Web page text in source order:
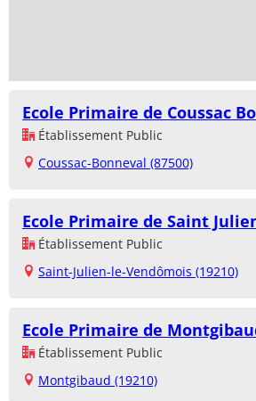
Ecole Primaire de Coussac
Établissement Public
Coussac-Bonneval (87500)
Ecole Primaire de Saint
Établissement Public
Saint-Julien-le-Vendômois (19210)
Ecole Primaire de
Établissement Public
Montgibaud (19210)